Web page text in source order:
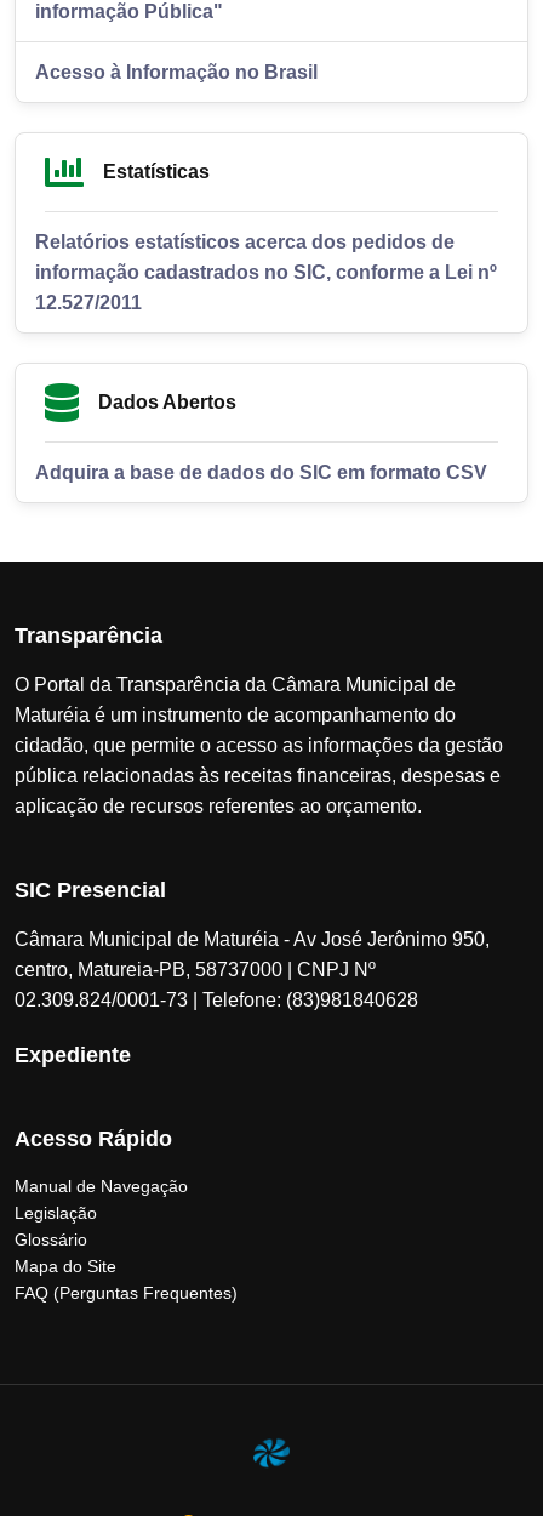
informação Pública"
Acesso à Informação no Brasil
Estatísticas
Relatórios estatísticos acerca dos pedidos de
informação cadastrados no SIC, conforme a Lei nº
12.527/2011
Dados Abertos
Adquira a base de dados do SIC em formato CSV
Transparência
O Portal da Transparência da Câmara Municipal de
Maturéia é um instrumento de acompanhamento do
cidadão, que permite o acesso as informações da gestão
pública relacionadas às receitas financeiras, despesas e
aplicação de recursos referentes ao orçamento.
SIC Presencial
Câmara Municipal de Maturéia - Av José Jerônimo 950,
centro, Matureia-PB, 58737000 | CNPJ Nº
02.309.824/0001-73 | Telefone: (83)981840628
Expediente
Acesso Rápido
Manual de Navegação
Legislação
Glossário
Mapa do Site
FAQ (Perguntas Frequentes)